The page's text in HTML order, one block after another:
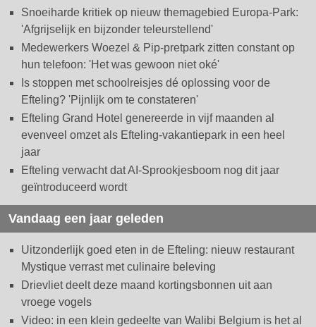
Snoeiharde kritiek op nieuw themagebied Europa-Park:
'Afgrijselijk en bijzonder teleurstellend'
Medewerkers Woezel & Pip-pretpark zitten constant op
hun telefoon: 'Het was gewoon niet oké'
Is stoppen met schoolreisjes dé oplossing voor de
Efteling? 'Pijnlijk om te constateren'
Efteling Grand Hotel genereerde in vijf maanden al
evenveel omzet als Efteling-vakantiepark in een heel
jaar
Efteling verwacht dat AI-Sprookjesboom nog dit jaar
geïntroduceerd wordt
Vandaag een jaar geleden
Uitzonderlijk goed eten in de Efteling: nieuw restaurant
Mystique verrast met culinaire beleving
Drievliet deelt deze maand kortingsbonnen uit aan
vroege vogels
Video: in een klein gedeelte van Walibi Belgium is het al